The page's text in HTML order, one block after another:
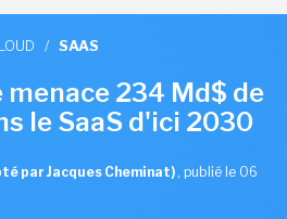
/ SAAS
menace 234 Md$ de
le SaaS d'ici 2030
par Jacques Cheminat) , publié le 06